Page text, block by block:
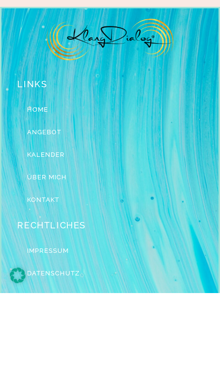
LINKS
HOME
ANGEBOT
KALENDER
ÜBER MICH
KONTAKT
RECHTLICHES
IMPRESSUM
DATENSCHUTZ